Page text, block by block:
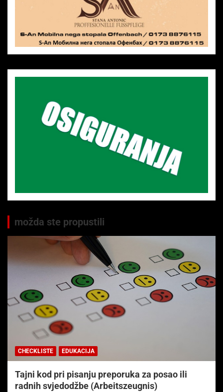
možda ste propustili
CHECKLISTE EDUKACIJA
Tajni kod pri pisanju preporuka za posao ili
radnih svjedodžbe (Arbeitszeugnis)